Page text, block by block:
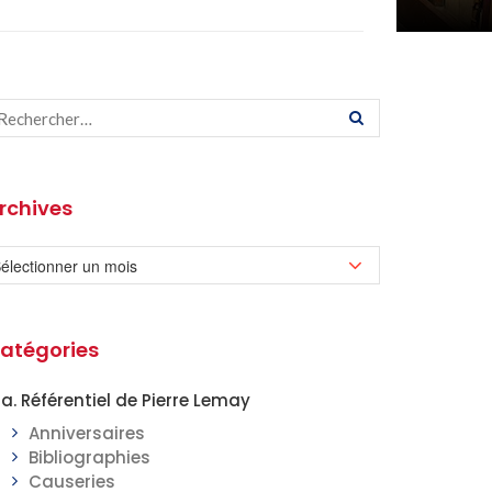
a. Référentiel de Pierre Lemay
Anniversaires
Bibliographies
Causeries